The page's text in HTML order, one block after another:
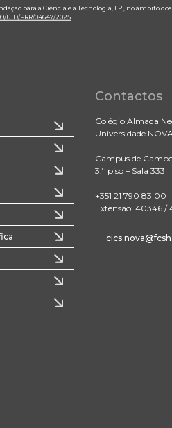
para a Ciência e a Tecnologia, I.P., no âmbito
UID/PRR/04647/2025
Contactos
Colégio Almada
Universidade
Campus de
3.º piso – Sala 333
+351 21 790 83 00
Extensão: 40346 /